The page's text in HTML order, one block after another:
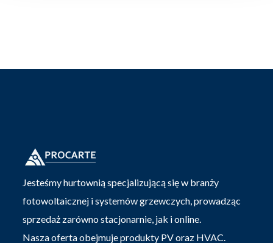
Jesteśmy hurtownią specjalizującą się w branży
fotowoltaicznej i systemów grzewczych, prowadząc
sprzedaż zarówno stacjonarnie, jak i online.
Nasza oferta obejmuje produkty PV oraz HVAC.